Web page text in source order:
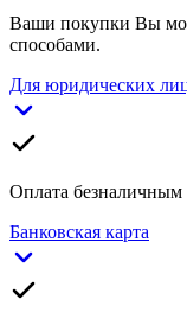
Ваши покупки Вы
способами.
Для юридических
Оплата безналичным
Банковская карта